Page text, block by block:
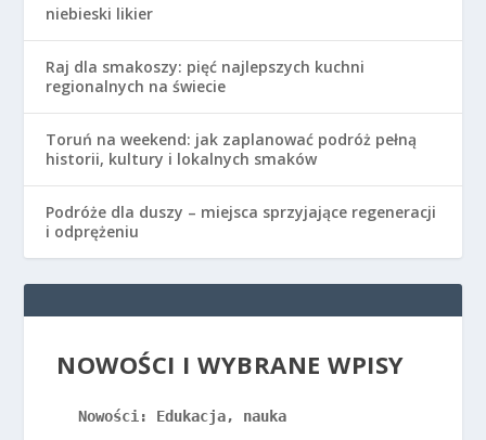
niebieski likier
Raj dla smakoszy: pięć najlepszych kuchni
regionalnych na świecie
Toruń na weekend: jak zaplanować podróż pełną
historii, kultury i lokalnych smaków
Podróże dla duszy – miejsca sprzyjające regeneracji
i odprężeniu
NOWOŚCI I WYBRANE WPISY
Nowości: Edukacja, nauka